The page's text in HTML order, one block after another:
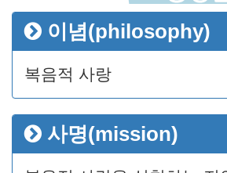
이념(philosophy)
복음적 사랑
사명(mission)